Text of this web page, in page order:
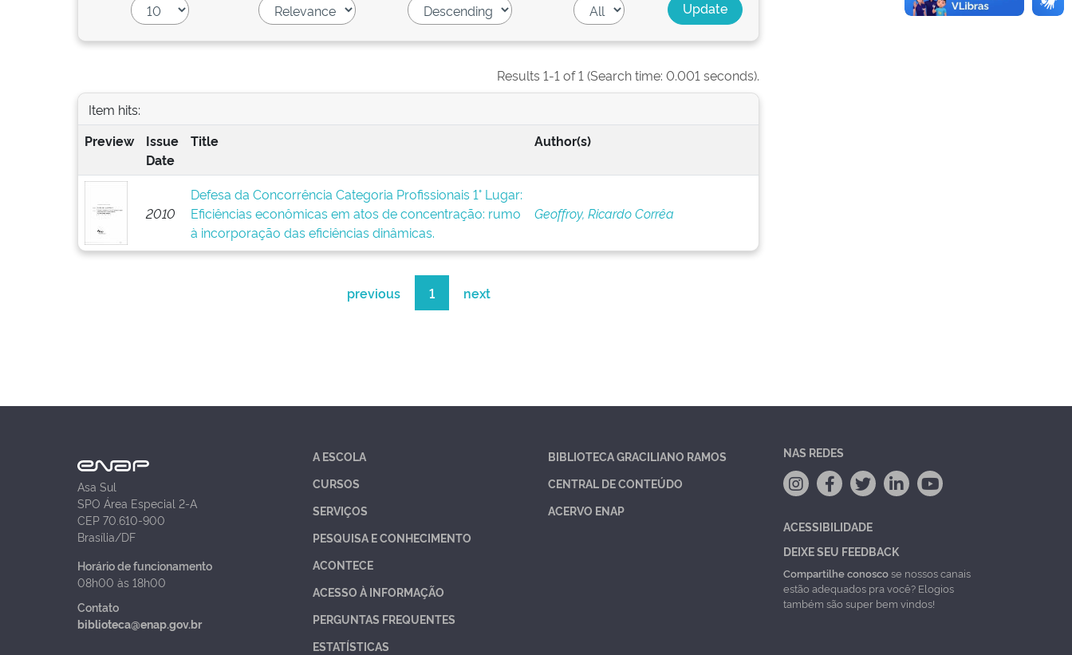
Results 1-1 of 1 (Search time: 0.001 seconds).
Item hits:
Preview
Issue
Date
Title Author(s)
2010
Defesa da Concorrência Categoria Profissionais 1° Lugar:
Eficiências econômicas em atos de concentração: rumo
à incorporação das eficiências dinâmicas.
Geoffroy, Ricardo Corrêa
previous 1 next
Asa Sul
SPO Área Especial 2-A
CEP 70.610-900
Brasília/DF
Horário de funcionamento
08h00 às 18h00
Contato
biblioteca@enap.gov.br
A ESCOLA
CURSOS
SERVIÇOS
PESQUISA E CONHECIMENTO
ACONTECE
ACESSO À INFORMAÇÃO
PERGUNTAS FREQUENTES
ESTATÍSTICAS
BIBLIOTECA GRACILIANO RAMOS
CENTRAL DE CONTEÚDO
ACERVO ENAP
NAS REDES
ACESSIBILIDADE
DEIXE SEU FEEDBACK
Compartilhe conoscose nossos canais
estão adequados pra você? Elogios
também são super bem vindos!